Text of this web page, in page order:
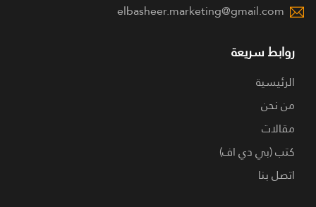
elbasheer.marketing@gmail.com
روابط سريعة
الرئيسية
من نحن
مقالات
كتب (بي دي اف)
اتصل بنا